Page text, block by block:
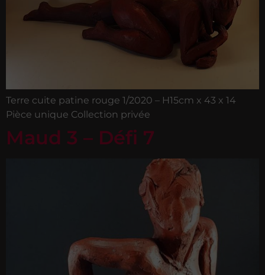
Terre cuite patine rouge 1/2020 – H15cm x 43 x 14
Pièce unique Collection privée
Maud 3 – Défi 7